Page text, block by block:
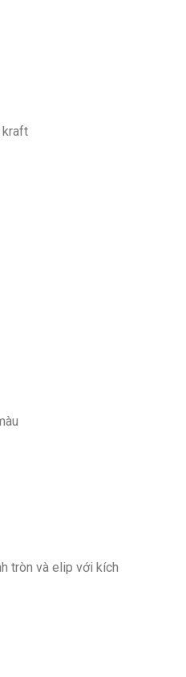
kraft
tròn và elip với kích